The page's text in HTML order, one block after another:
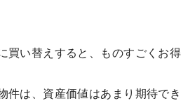
買い替えすると、ものすごくお得
件は、資産価値はあまり期待でき